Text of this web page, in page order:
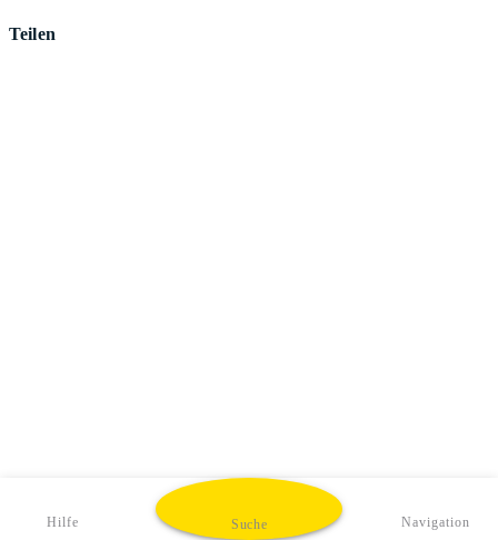
Teilen
Hilfe Suche Navigation